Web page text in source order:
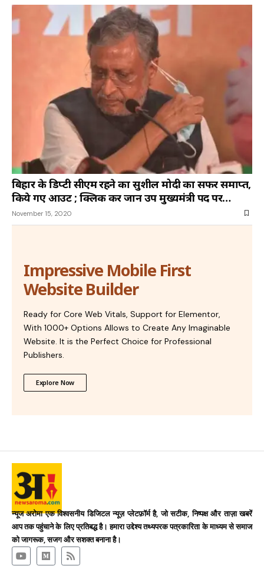
बिहार के डिप्टी सीएम रहने का सुशील मोदी का सफर समाप्त,
किये गए आउट ; क्लिक कर जानें उप मुख्यमंत्री पद पर
किसकी हो सकती है ताजपोशी
November 15, 2020
Impressive Mobile First
Website Builder
Ready for Core Web Vitals, Support for Elementor,
With 1000+ Options Allows to Create Any Imaginable
Website. It is the Perfect Choice for Professional
Publishers.
Explore Now
न्यूज अरोमा एक विश्वसनीय डिजिटल न्यूज़ प्लेटफ़ॉर्म है, जो सटीक, निष्पक्ष और ताज़ा खबरें
आप तक पहुंचाने के लिए प्रतिबद्ध है। हमारा उद्देश्य तथ्यपरक पत्रकारिता के माध्यम से समाज
को जागरूक, सजग और सशक्त बनाना है।